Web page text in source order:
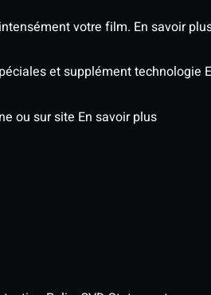
votre film. En savoir
et supplément technologie
ou sur site En savoir plus